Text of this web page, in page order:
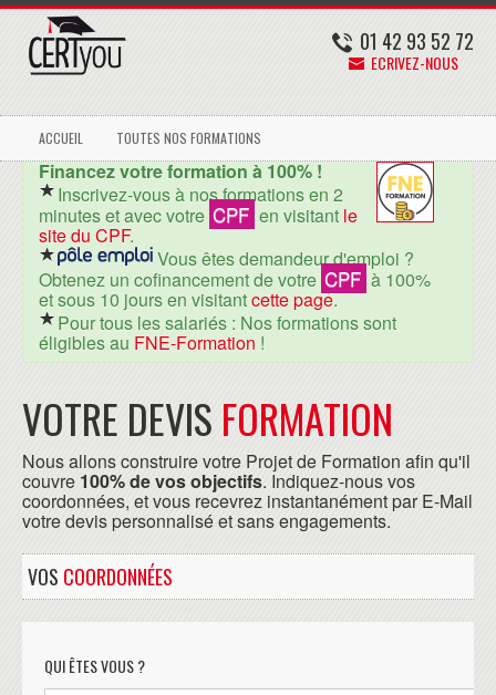
01 42 93 52 72
ECRIVEZ-NOUS
ACCUEIL TOUTES NOS FORMATIONS
Financez votre formation à 100% !
Inscrivez-vous à nos formations en 2
minutes et avec votre CPF en visitant le
site du CPF.
Vous êtes demandeur d'emploi ?
Obtenez un cofinancement de votre CPF à 100%
et sous 10 jours en visitantcette page.
Pour tous les salariés : Nos formations sont
éligibles au FNE-Formation !
VOTRE DEVIS FORMATION
Nous allons construire votre Projet de Formation afin qu'il
couvre 100% de vos objectifs. Indiquez-nous vos
coordonnées, et vous recevrez instantanément par E-Mail
votre devis personnalisé et sans engagements.
VOS COORDONNÉES
QUI ÊTES VOUS ?